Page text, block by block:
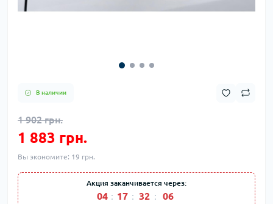
В наличии
1 902 грн.
1 883 грн.
Вы экономите: 19 грн.
Акция заканчивается через:
04 17 32 06